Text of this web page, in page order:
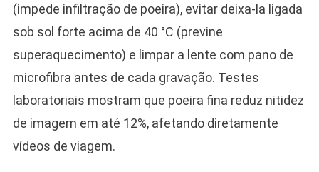
(impede infiltração de poeira), evitar deixa-la ligada
sob sol forte acima de 40 °C (previne
superaquecimento) e limpar a lente com pano de
microfibra antes de cada gravação. Testes
laboratoriais mostram que poeira fina reduz nitidez
de imagem em até 12%, afetando diretamente
vídeos de viagem.